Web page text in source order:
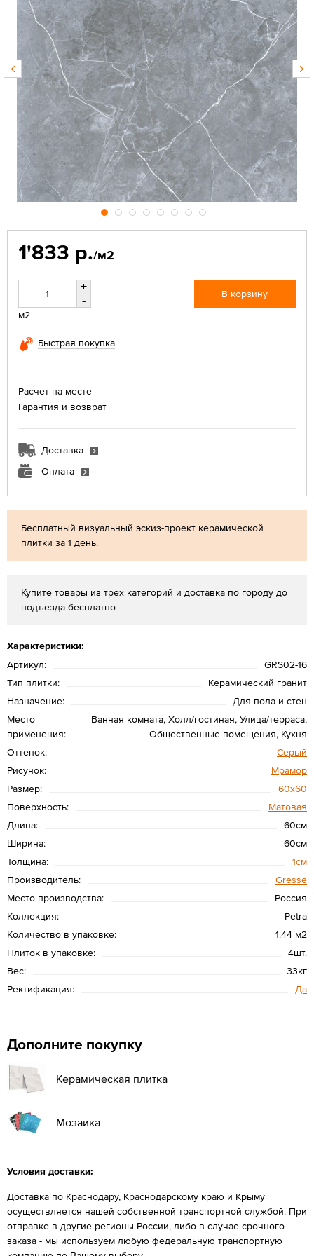
Бесплатный визуальный эскиз-проект керамической
плитки за 1 день.
Купите товары из трех категорий и доставка по городу до
подъезда бесплатно
Характеристики:
Артикул:
GRS02-16
Тип плитки:
Керамический гранит
Назначение:
Для пола и стен
Место
применения:
Ванная комната, Холл/гостиная, Улица/терраса,
Общественные помещения, Кухня
Оттенок:
Серый
Рисунок:
Мрамор
Размер:
60х60
Поверхность:
Матовая
Длина:
60см
Ширина:
60см
Толщина:
1см
Производитель:
Gresse
Место производства:
Россия
Коллекция:
Petra
Количество в упаковке:
1.44 м2
Плиток в упаковке:
4шт.
Вес:
33кг
Ректификация:
Да
1'833 р./м2
+
-
м2
В корзину
Быстрая покупка
Расчет на месте
Гарантия и возврат
Доставка
Оплата
Дополните покупку
Керамическая плитка
Мозаика
Условия доставки:
Доставка по Краснодару, Краснодарскому краю и Крыму
осуществляется нашей собственной транспортной службой. При
отправке в другие регионы России, либо в случае срочного
заказа - мы используем любую федеральную транспортную